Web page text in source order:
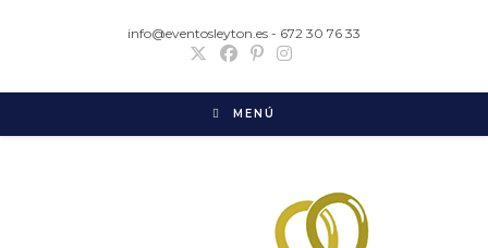
info@eventosleyton.es - 672 30 76 33
MENÚ